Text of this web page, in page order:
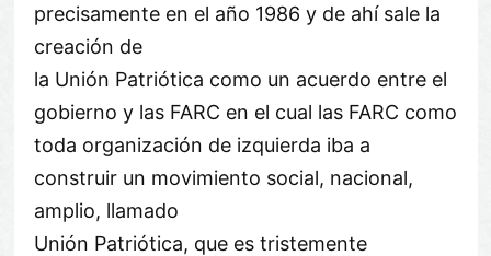
precisamente en el año 1986 y de ahí sale la
creación de
la Unión Patriótica como un acuerdo entre el
gobierno y las FARC en el cual las FARC como
toda organización de izquierda iba a
construir un movimiento social, nacional,
amplio, llamado
Unión Patriótica, que es tristemente